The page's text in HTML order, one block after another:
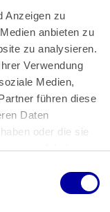
Anzeigen zu
anbieten zu
zu analysieren.
Verwendung
Medien,
führen diese
Daten
oder die sie
haben.